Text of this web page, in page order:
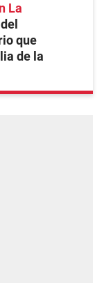
La
que
de la